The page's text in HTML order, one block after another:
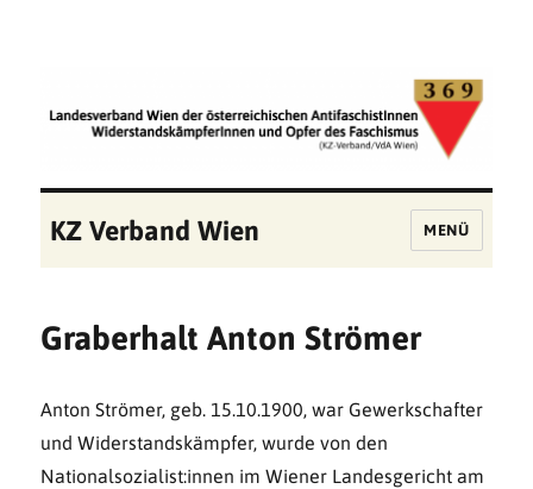
KZ Verband Wien MENÜ
Graberhalt Anton Strömer
Anton Strömer, geb. 15.10.1900, war Gewerkschafter
und Widerstandskämpfer, wurde von den
Nationalsozialist:innen im Wiener Landesgericht am